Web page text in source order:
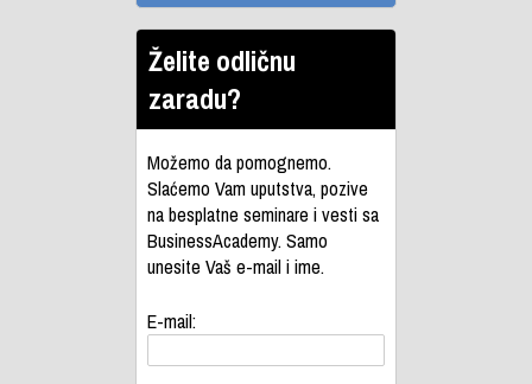
Želite odličnu
zaradu?
Možemo da pomognemo.
Slaćemo Vam uputstva, pozive
na besplatne seminare i vesti sa
BusinessAcademy. Samo
unesite Vaš e-mail i ime.
E-mail: